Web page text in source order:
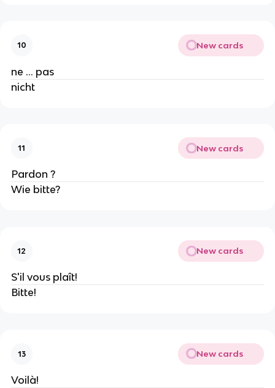
10 New cards
ne ... pas
nicht
11 New cards
Pardon ?
Wie bitte?
12 New cards
S'il vous plaît!
Bitte!
13 New cards
Voilà!